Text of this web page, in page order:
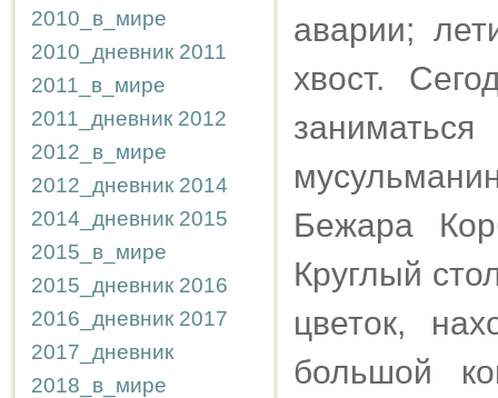
2010_в_мире
2010_дневник 2011
2011_в_мире
2011_дневник 2012
2012_в_мире
2012_дневник 2014
2014_дневник 2015
2015_в_мире
2015_дневник 2016
2016_дневник 2017
2017_дневник
2018_в_мире
аварии;
хвост.
Бежара
Круглый
цветок,
большой